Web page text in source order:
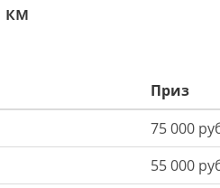
км
Приз
75 000
55 000